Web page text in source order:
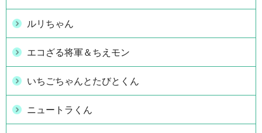
ルリちゃん
エコざる将軍＆ちえモン
いちごちゃんとたびとくん
ニュートラくん